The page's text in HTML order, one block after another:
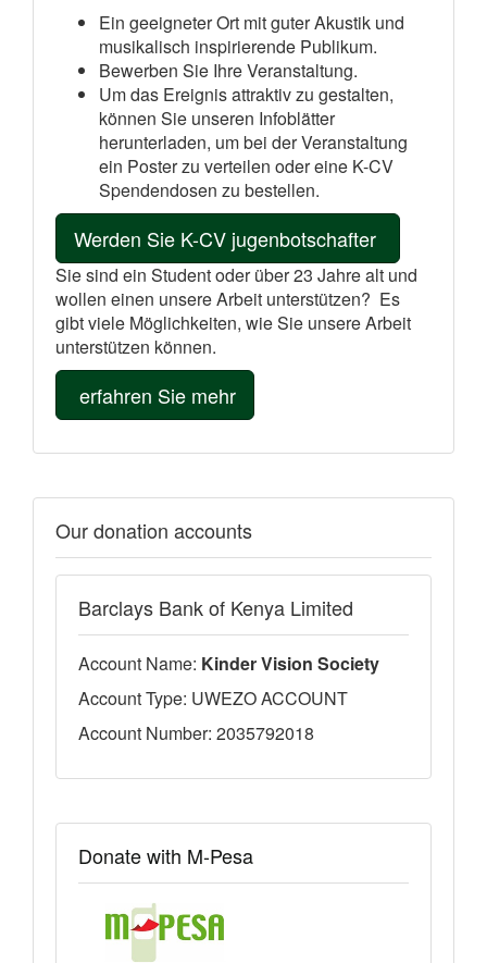
Ein geeigneter Ort mit guter Akustik und
musikalisch inspirierende Publikum.
Bewerben Sie Ihre Veranstaltung.
Um das Ereignis attraktiv zu gestalten,
können Sie unseren Infoblätter
herunterladen, um bei der Veranstaltung
ein Poster zu verteilen oder eine K-CV
Spendendosen zu bestellen.
Werden Sie K-CV jugenbotschafter
Sie sind ein Student oder über 23 Jahre alt und
wollen einen unsere Arbeit unterstützen? Es
gibt viele Möglichkeiten, wie Sie unsere Arbeit
unterstützen können.
erfahren Sie mehr
Our donation accounts
Barclays Bank of Kenya Limited
Account Name: Kinder Vision Society
Account Type: UWEZO ACCOUNT
Account Number: 2035792018
Donate with M-Pesa